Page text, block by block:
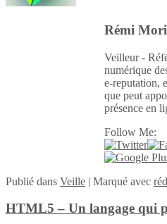
Rémi
Veilleur -
numérique
e-reputation,
que peut
présence en
Follow Me:
Publié dans Veille | Marqué avec
HTML5 – Un langage qui